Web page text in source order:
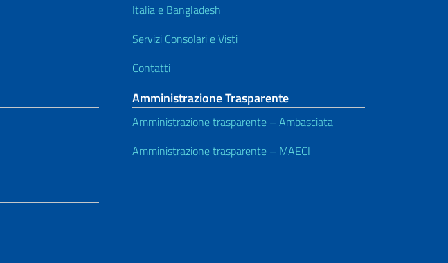
Italia e Bangladesh
Servizi Consolari e Visti
Contatti
Amministrazione Trasparente
Amministrazione trasparente – Ambasciata
Amministrazione trasparente – MAECI